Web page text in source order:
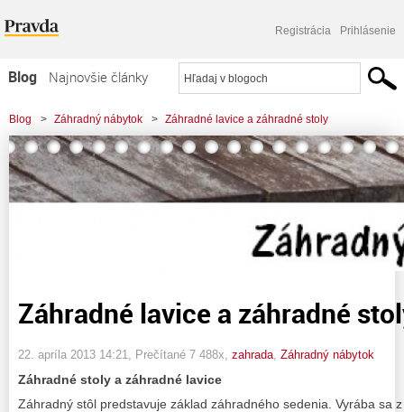
Registrácia Prihlásenie
Blog
Najnovšie články
Najčítanejšie články
Najkomentovanejšie články
Zoznam blogov
Blog > Záhradný nábytok > Záhradné lavice a záhradné stoly
Záhradné lavice a záhradné
22. apríla 2013 14:21 , Prečítané 7 488x, zahrada Záhradný nábytok
Záhradné stoly a záhradné lavice
Záhradný stôl predstavuje základ záhradného sedenia. Vyrába sa